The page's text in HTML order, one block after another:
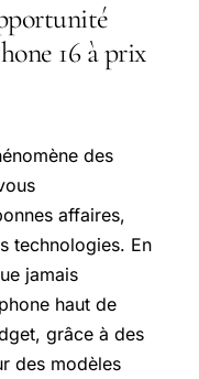
16 à prix
des
affaires,
technologies. En
jamais
haut de
grâce à des
des modèles